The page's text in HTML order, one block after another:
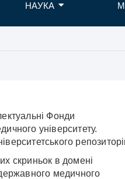
НАУКА
Фонди
університету.
скриньок в домені
медичного